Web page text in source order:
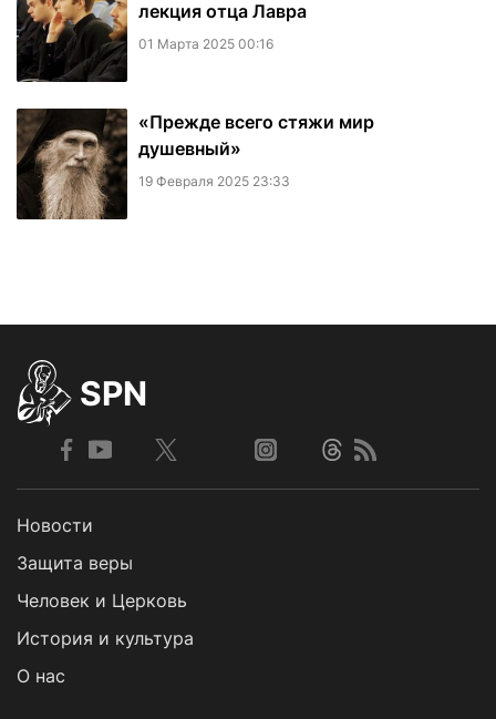
лекция отца Лавра
01 Марта 2025 00:16
«Прежде всего стяжи мир
душевный»
19 Февраля 2025 23:33
SPN
Новости
Защита веры
Человек и Церковь
История и культура
О нас